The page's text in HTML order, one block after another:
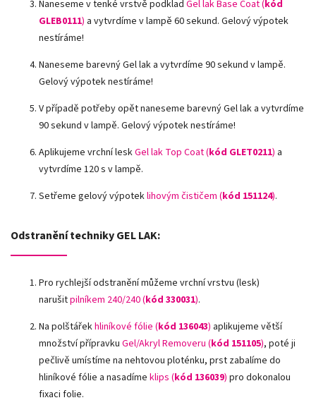
Naneseme v tenké vrstvě podklad Gel lak Base Coat (kód
GLEB0111) a vytvrdíme v lampě 60 sekund. Gelový výpotek
nestíráme!
Naneseme barevný Gel lak a vytvrdíme 90 sekund v lampě.
Gelový výpotek nestíráme!
V případě potřeby opět naneseme barevný Gel lak a vytvrdíme
90 sekund v lampě. Gelový výpotek nestíráme!
Aplikujeme vrchní leskGel lak Top Coat (kód GLET0211) a
vytvrdíme 120 s v lampě.
Setřeme gelový výpoteklihovým čističem (kód 151124).
Odstranění techniky GEL LAK:
Pro rychlejší odstranění můžeme vrchní vrstvu (lesk)
narušitpilníkem 240/240 (kód 330031).
Na polštářekhliníkové fólie (kód 136043) aplikujeme větší
množství přípravku Gel/Akryl Removeru (kód 151105), poté ji
pečlivě umístíme na nehtovou ploténku, prst zabalíme do
hliníkové fólie a nasadíme klips (kód 136039) pro dokonalou
fixaci folie.